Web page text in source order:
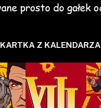
KARTKA Z KALENDARZA